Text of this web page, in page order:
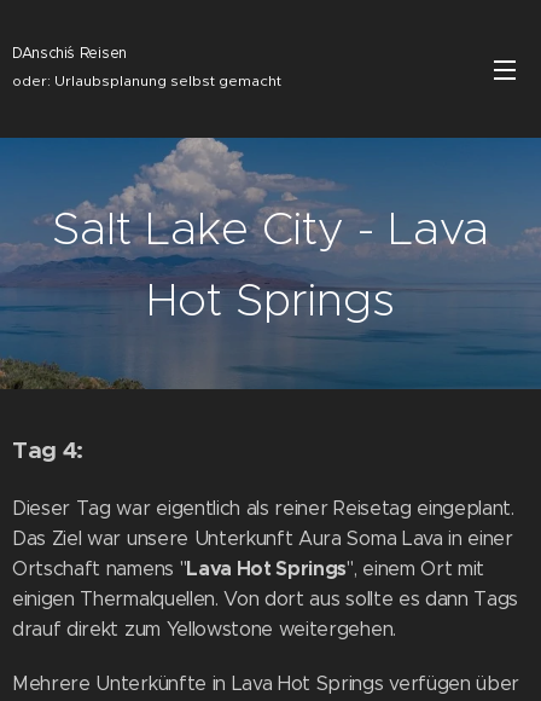
DAnschi´s Reisen
oder: Urlaubsplanung selbst gemacht
Salt Lake City - Lava
Hot Springs
Tag 4:
Dieser Tag war eigentlich als reiner Reisetag eingeplant.
Das Ziel war unsere Unterkunft Aura Soma Lava in einer
Ortschaft namens "Lava Hot Springs", einem Ort mit
einigen Thermalquellen. Von dort aus sollte es dann Tags
drauf direkt zum Yellowstone weitergehen.
Mehrere Unterkünfte in Lava Hot Springs verfügen über